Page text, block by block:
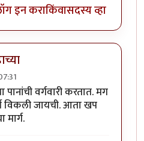
इन कराकिंवासदस्य व्हा
पानांची वर्गवारी करतात. मग
विकली जायची. आता खप